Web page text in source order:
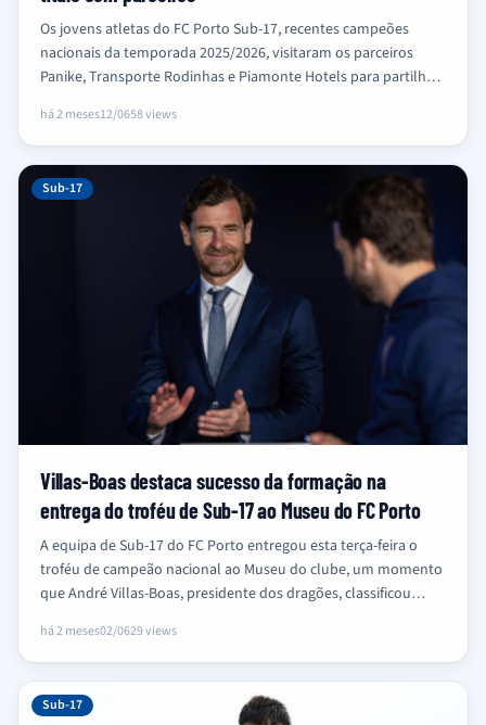
Os jovens atletas do FC Porto Sub-17, recentes campeões
nacionais da temporada 2025/2026, visitaram os parceiros
Panike, Transporte Rodinhas e Piamonte Hotels para partilhar
há 2 meses12/0658 views
Sub-17
Villas-Boas destaca sucesso da formação na
entrega do troféu de Sub-17 ao Museu do FC Porto
A equipa de Sub-17 do FC Porto entregou esta terça-feira o
troféu de campeão nacional ao Museu do clube, um momento
que André Villas-Boas, presidente dos dragões, classificou…
há 2 meses02/0629 views
Sub-17